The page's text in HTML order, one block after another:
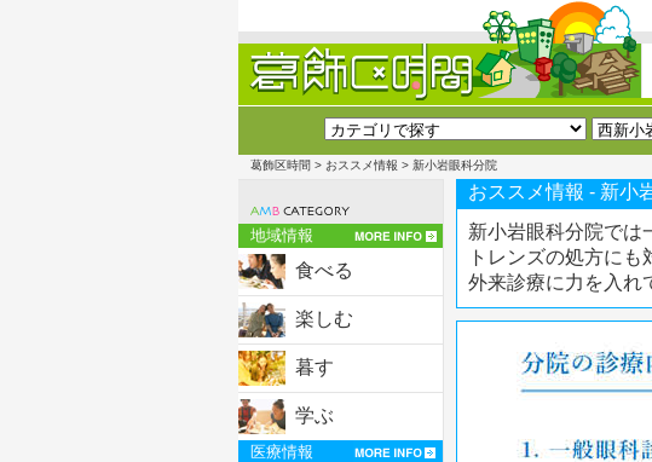
葛飾区時間 > おススメ情報 > 新小岩眼科分院
地域情報
食べる
楽しむ
暮す
学ぶ
医療情報
おススメ情報 - 新小
新小岩眼科分院では
トレンズの処方に
外来診療に力を入れ